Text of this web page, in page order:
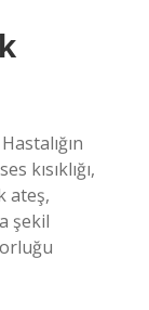
kısıklığı,
ateş,
şekil